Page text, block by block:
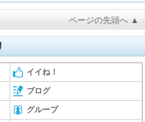
ページの先頭へ ▲
イイね！
ブログ
グループ